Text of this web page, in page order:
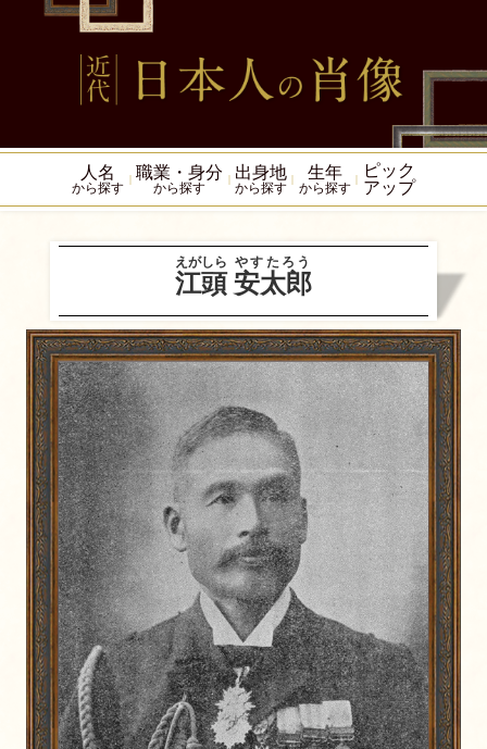
人名
から探す
職業・身分
から探す
出身地
から探す
生年
から探す
ピック
アップ
江頭
えがしら
安太郎
やすたろう